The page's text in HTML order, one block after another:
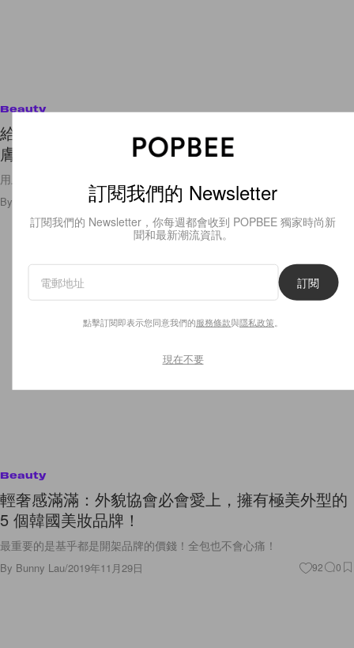
Beauty
給肌膚進補！這個韓國品牌還未上架，就已引起護
膚達人關注？
用上了紅參槳果、柳樹皮和酸棗等珍貴韓國材料！
By 2020年12月9日
Beauty
輕奢感滿滿：外貌協會必會愛上，擁有極美外型的
5 個韓國美妝品牌！
最重要的是基乎都是開架品牌的價錢！全包也不會心痛！
By Bunny Lau/2019年11月29日 92 0
訂閱我們的 Newsletter
訂閱我們的 Newsletter，你每週都會收到 POPBEE 獨家時尚新
聞和最新潮流資訊。
訂閱
點擊訂閱即表示您同意我們的服務條款與隱私政策
現在不要